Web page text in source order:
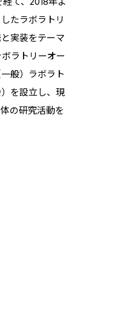
たラボラトリ
実装をテーマ
ラトリーオー
般）ラボラト
を設立し、現
の研究活動を